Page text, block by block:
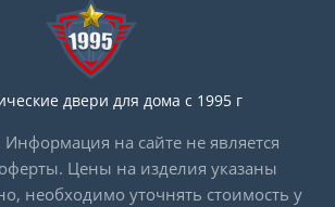
двери для дома с 1995 г
на сайте не является
Цены на изделия указаны
необходимо уточнять стоимость у